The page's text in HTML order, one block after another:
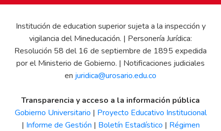
Institución de education superior sujeta a la inspección y
vigilancia del Mineducación. | Personería Jurídica:
Resolución 58 del 16 de septiembre de 1895 expedida
por el Ministerio de Gobierno. | Notificaciones judiciales
en juridica@urosario.edu.co
Transparencia y acceso a la información pública
Gobierno Universitario | Proyecto Educativo Institucional
| Informe de Gestión | Boletín Estadístico | Régimen